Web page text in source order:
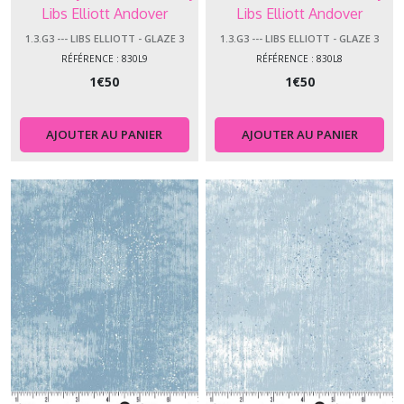
Libs Elliott Andover
Makower
1.3.G3 --- LIBS ELLIOTT - GLAZE 3
RÉFÉRENCE : 830L9
1€50
AJOUTER AU PANIER
Libs Elliott Andover
Makower
1.3.G3 --- LIBS ELLIOTT - GLAZE 3
RÉFÉRENCE : 830L8
1€50
AJOUTER AU PANIER
(1)
1.3.HS
-
Hello
Spring
1.3.HT
-
-
-
High
Tide
(1)
1.3.HH
-
-